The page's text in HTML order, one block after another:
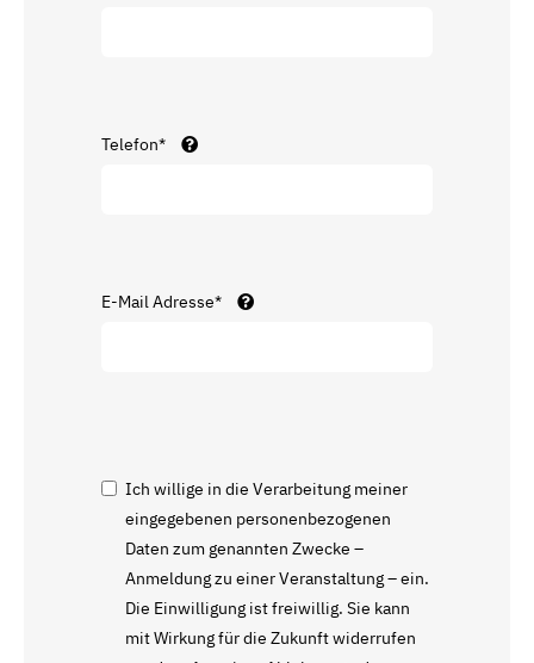
Telefon*
E-Mail Adresse*
Ich willige in die Verarbeitung meiner
eingegebenen personenbezogenen
Daten zum genannten Zwecke –
Anmeldung zu einer Veranstaltung – ein.
Die Einwilligung ist freiwillig. Sie kann
mit Wirkung für die Zukunft widerrufen